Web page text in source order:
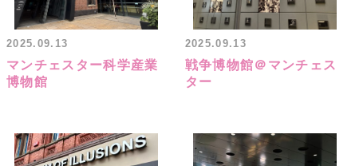
2025.09.13
マンチェスター科学産業
博物館
2025.09.13
戦争博物館＠マンチェス
ター